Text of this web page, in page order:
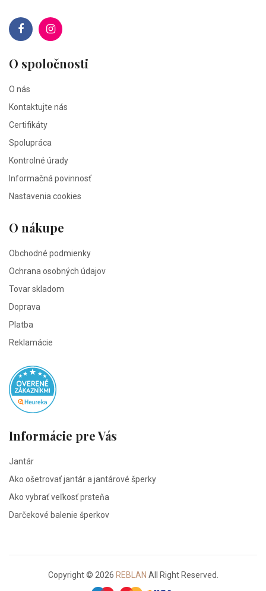
O spoločnosti
O nás
Kontaktujte nás
Certifikáty
Spolupráca
Kontrolné úrady
Informačná povinnosť
Nastavenia cookies
O nákupe
Obchodné podmienky
Ochrana osobných údajov
Tovar skladom
Doprava
Platba
Reklamácie
Informácie pre Vás
Jantár
Ako ošetrovať jantár a jantárové šperky
Ako vybrať veľkosť prsteňa
Darčekové balenie šperkov
Copyright © 2026 REBLAN All Right Reserved.